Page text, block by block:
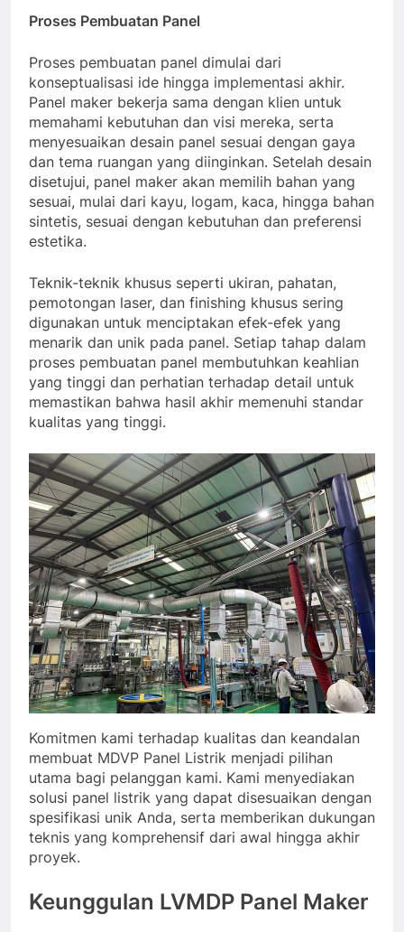
Proses Pembuatan Panel
Proses pembuatan panel dimulai dari
konseptualisasi ide hingga implementasi akhir.
Panel maker bekerja sama dengan klien untuk
memahami kebutuhan dan visi mereka, serta
menyesuaikan desain panel sesuai dengan gaya
dan tema ruangan yang diinginkan. Setelah desain
disetujui, panel maker akan memilih bahan yang
sesuai, mulai dari kayu, logam, kaca, hingga bahan
sintetis, sesuai dengan kebutuhan dan preferensi
estetika.
Teknik-teknik khusus seperti ukiran, pahatan,
pemotongan laser, dan finishing khusus sering
digunakan untuk menciptakan efek-efek yang
menarik dan unik pada panel. Setiap tahap dalam
proses pembuatan panel membutuhkan keahlian
yang tinggi dan perhatian terhadap detail untuk
memastikan bahwa hasil akhir memenuhi standar
kualitas yang tinggi.
Komitmen kami terhadap kualitas dan keandalan
membuat MDVP Panel Listrik menjadi pilihan
utama bagi pelanggan kami. Kami menyediakan
solusi panel listrik yang dapat disesuaikan dengan
spesifikasi unik Anda, serta memberikan dukungan
teknis yang komprehensif dari awal hingga akhir
proyek.
Keunggulan LVMDP Panel Maker